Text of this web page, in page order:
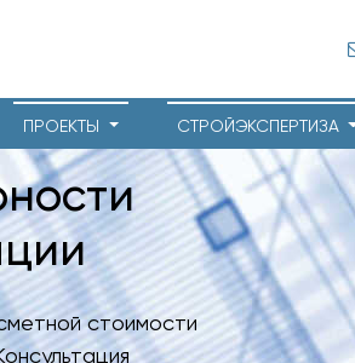
ПРОЕКТЫ СТРОЙЭКСПЕРТИЗА
стоимости